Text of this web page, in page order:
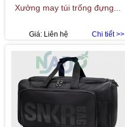
Xưởng may túi trống đựng...
Chi tiết >>
Giá: Liên hệ